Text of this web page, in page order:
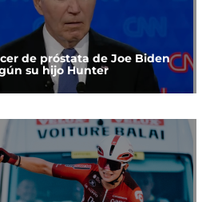
de próstata de Joe Biden
su hijo Hunter